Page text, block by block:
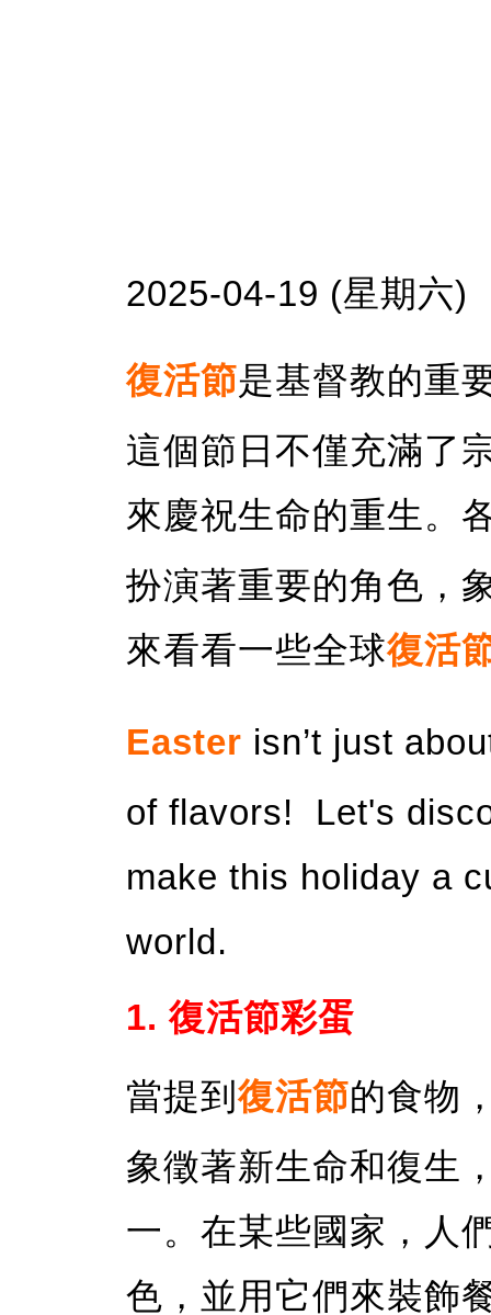
2025-04-19 (星期六)
復活節是基督教的重
這個節日不僅充滿了
來慶祝生命的重生。
扮演著重要的角色，
來看看一些全球復活
Easter isn’t just
of flavors! Let's
make this holiday a
world.
1. 復活節彩蛋
當提到復活節的食物
象徵著新生命和復生
一。在某些國家，人
色，並用它們來裝飾